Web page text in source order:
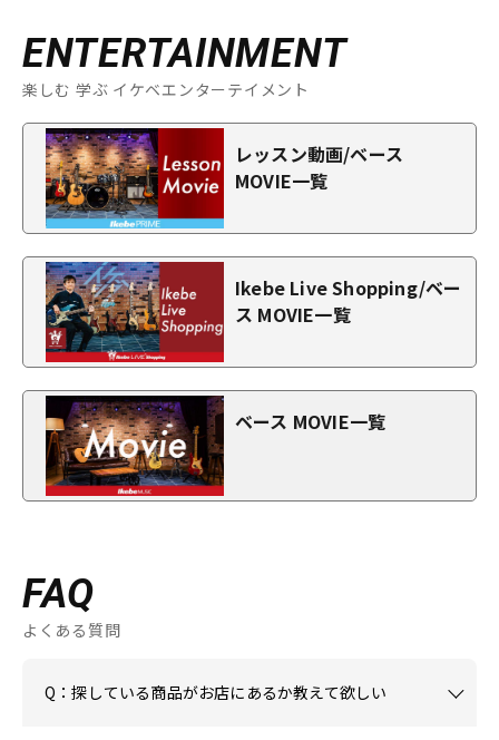
ENTERTAINMENT
楽しむ 学ぶ イケベエンターテイメント
レッスン動画/ベース
MOVIE一覧
Ikebe Live Shopping/ベー
ス MOVIE一覧
ベース MOVIE一覧
FAQ
よくある質問
Q：探している商品がお店にあるか教えて欲しい